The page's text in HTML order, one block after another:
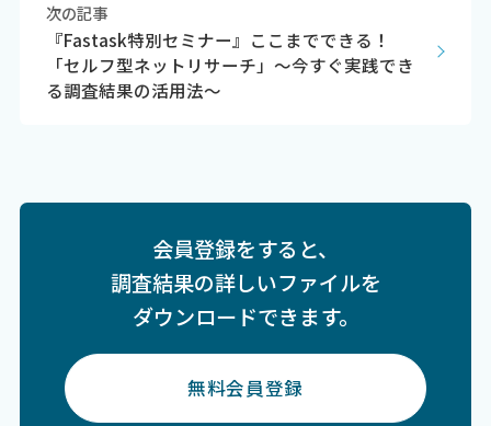
次の記事
『Fastask特別セミナー』ここまでできる！
「セルフ型ネットリサーチ」～今すぐ実践でき
る調査結果の活用法～
会員登録をすると、
調査結果の詳しいファイルを
ダウンロードできます。
無料会員登録